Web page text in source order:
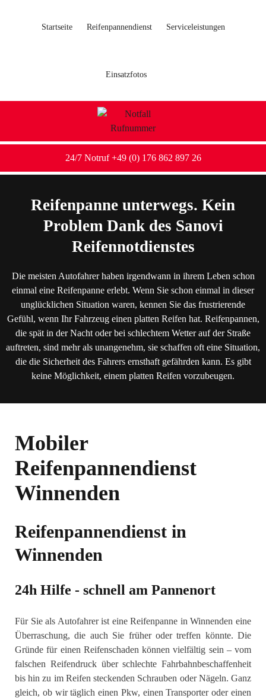
Startseite Reifenpannendienst Serviceleistungen
Einsatzfotos
24/7 Notruf +49 (0) 176 862 897 26
Reifenpanne unterwegs. Kein
Problem Dank des Sanovi
Reifennotdienstes
Die meisten Autofahrer haben irgendwann in ihrem Leben schon
einmal eine Reifenpanne erlebt. Wenn Sie schon einmal in dieser
unglücklichen Situation waren, kennen Sie das frustrierende
Gefühl, wenn Ihr Fahrzeug einen platten Reifen hat. Reifenpannen,
die spät in der Nacht oder bei schlechtem Wetter auf der Straße
auftreten, sind mehr als unangenehm, sie schaffen oft eine Situation,
die die Sicherheit des Fahrers ernsthaft gefährden kann. Es gibt
keine Möglichkeit, einem platten Reifen vorzubeugen.
Mobiler
Reifenpannendienst
Winnenden
Reifenpannendienst in
Winnenden
24h Hilfe - schnell am Pannenort
Für Sie als Autofahrer ist eine Reifenpanne in Winnenden eine
Überraschung, die auch Sie früher oder treffen könnte. Die
Gründe für einen Reifenschaden können vielfältig sein – vom
falschen Reifendruck über schlechte Fahrbahnbeschaffenheit
bis hin zu im Reifen steckenden Schrauben oder Nägeln. Ganz
gleich, ob wir täglich einen Pkw, einen Transporter oder einen